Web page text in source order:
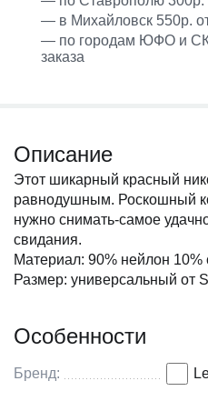
— в Михайловск 550р.
— по городам ЮФО и
заказа
Описание
Этот шикарный красный
равнодушным. Роскошный
нужно снимать-самое
свидания.
Материал: 90% нейлон 10%
Размер: универсальный от
Особенности
Бренд: